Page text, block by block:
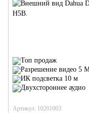
Артикул: 10201003